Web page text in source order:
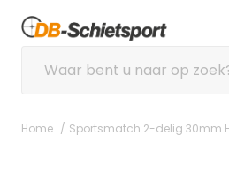
Home Sportsmatch 2-delig 30mm